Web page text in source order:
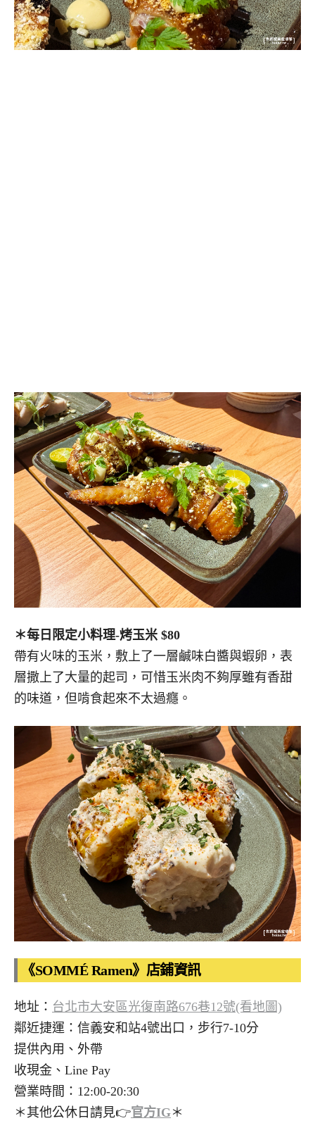
＊每日限定小料理-烤玉米 $80
帶有火味的玉米，敷上了一層鹹味白醬與蝦卵，表
層撒上了大量的起司，可惜玉米肉不夠厚雖有香甜
的味道，但啃食起來不太過癮。
《SOMMÉ Ramen》店鋪資訊
地址： 台北市大安區光復南路676巷12號(看地圖)
鄰近捷運：信義安和站4號出口，步行7-10分
提供內用、外帶
收現金、Line Pay
營業時間：12:00-20:30
＊其他公休日請見👉官方IG＊